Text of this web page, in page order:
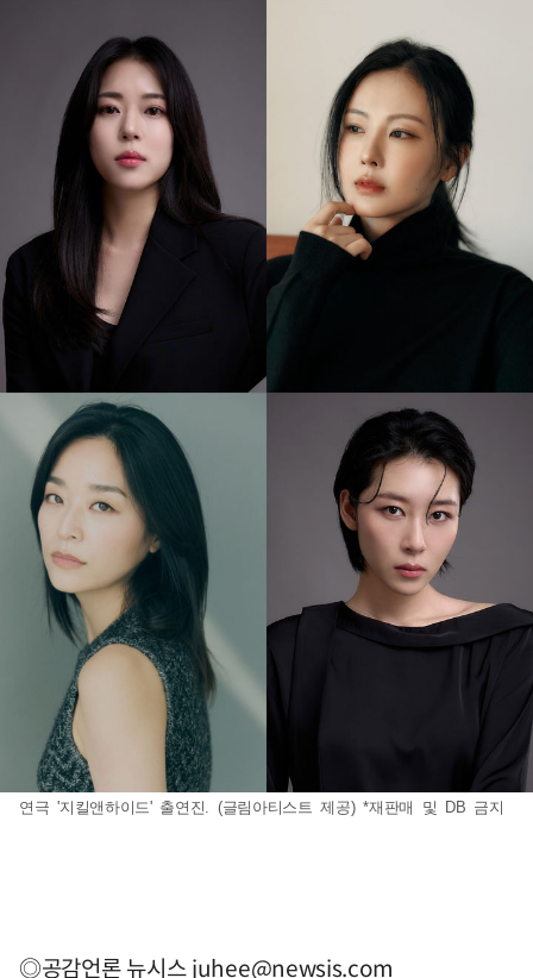
연극 '지킬앤하이드' 출연진. (글림아티스트 제공) *재판매 및 DB 금지
◎공감언론 뉴시스juhee@newsis.com